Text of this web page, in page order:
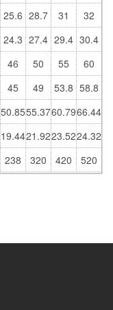
25.6 28.7 31
32
24.3 27.4 29.4 30.4
46 50 55
60
45 49 53.8 58.8
50.8555.3760.7966.44
19.4421.9223.5224.32
238 320 420 520